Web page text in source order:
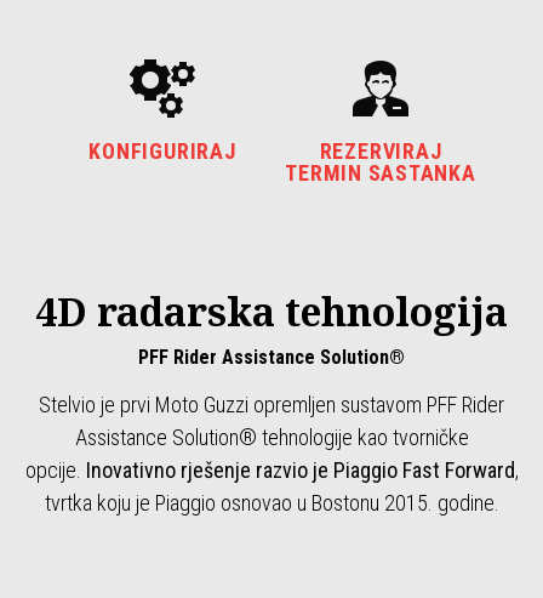
KONFIGURIRAJ
REZERVIRAJ
TERMIN SASTANKA
4D radarska tehnologija
PFF Rider Assistance Solution®
Stelvio je prvi Moto Guzzi opremljen sustavom PFF Rider
Assistance Solution® tehnologije kao tvorničke
opcije. Inovativno rješenje razvio je Piaggio Fast Forward,
tvrtka koju je Piaggio osnovao u Bostonu 2015. godine.